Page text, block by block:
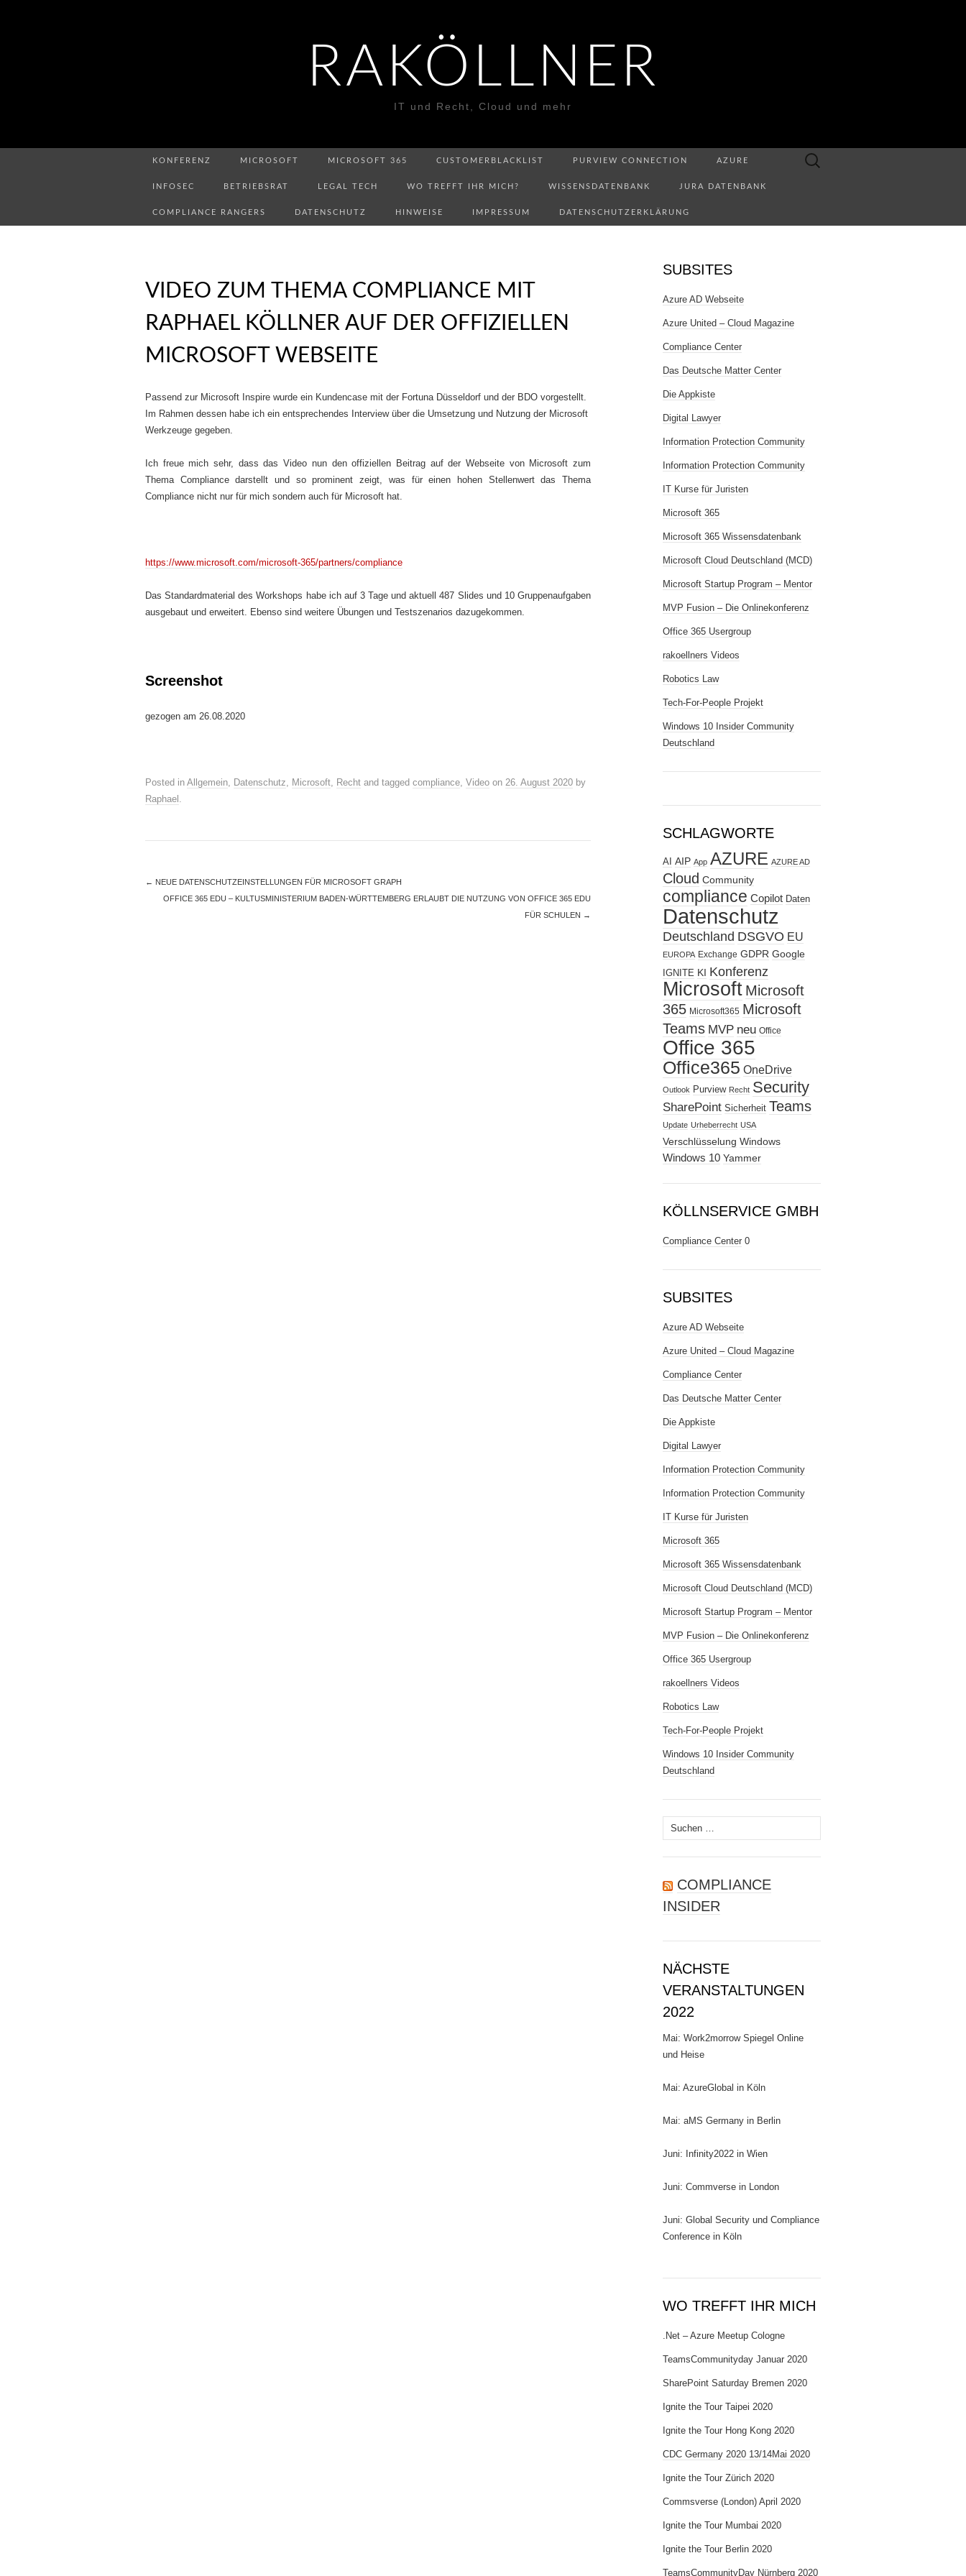
RAKÖLLNER
IT und Recht, Cloud und mehr
KONFERENZ MICROSOFT MICROSOFT 365 CUSTOMERBLACKLIST PURVIEW CONNECTION AZURE
INFOSEC BETRIEBSRAT LEGAL TECH WO TREFFT IHR MICH? WISSENSDATENBANK JURA DATENBANK
COMPLIANCE RANGERS DATENSCHUTZ HINWEISE IMPRESSUM DATENSCHUTZERKLÄRUNG
Suchen
VIDEO ZUM THEMA COMPLIANCE MIT
RAPHAEL KÖLLNER AUF DER OFFIZIELLEN
MICROSOFT WEBSEITE
Passend zur Microsoft Inspire wurde ein Kundencase mit der Fortuna Düsseldorf und der BDO vorgestellt.
Im Rahmen dessen habe ich ein entsprechendes Interview über die Umsetzung und Nutzung der Microsoft
Werkzeuge gegeben.
Ich freue mich sehr, dass das Video nun den offiziellen Beitrag auf der Webseite von Microsoft zum
Thema Compliance darstellt und so prominent zeigt, was für einen hohen Stellenwert das Thema
Compliance nicht nur für mich sondern auch für Microsoft hat.
https://www.microsoft.com/microsoft-365/partners/compliance
Das Standardmaterial des Workshops habe ich auf 3 Tage und aktuell 487 Slides und 10 Gruppenaufgaben
ausgebaut und erweitert. Ebenso sind weitere Übungen und Testszenarios dazugekommen.
Screenshot
gezogen am 26.08.2020
Posted in Allgemein, Datenschutz, Microsoft, Recht and tagged compliance, Video on 26. August 2020 by
Raphael .
← NEUE DATENSCHUTZEINSTELLUNGEN FÜR MICROSOFT GRAPH
OFFICE 365 EDU – KULTUSMINISTERIUM BADEN-WÜRTTEMBERG ERLAUBT DIE NUTZUNG VON OFFICE 365 EDU
FÜR SCHULEN →
SUBSITES
Azure AD Webseite
Azure United – Cloud Magazine
Compliance Center
Das Deutsche Matter Center
Die Appkiste
Digital Lawyer
Information Protection Community
Information Protection Community
IT Kurse für Juristen
Microsoft 365
Microsoft 365 Wissensdatenbank
Microsoft Cloud Deutschland (MCD)
Microsoft Startup Program – Mentor
MVP Fusion – Die Onlinekonferenz
Office 365 Usergroup
rakoellners Videos
Robotics Law
Tech-For-People Projekt
Windows 10 Insider Community
Deutschland
SCHLAGWORTE
AI AIP App AZURE AZURE AD
Cloud Community
compliance Copilot Daten
Datenschutz
Deutschland DSGVO EU
EUROPA Exchange GDPR Google
IGNITE KI Konferenz
Microsoft Microsoft
365 Microsoft365 Microsoft
Teams MVP neu Office
Office 365
Office365 OneDrive
Outlook Purview Recht Security
SharePoint Sicherheit Teams
Update Urheberrecht USA
Verschlüsselung Windows
Windows 10 Yammer
KÖLLNSERVICE GMBH
Compliance Center 0
SUBSITES
Azure AD Webseite
Azure United – Cloud Magazine
Compliance Center
Das Deutsche Matter Center
Die Appkiste
Digital Lawyer
Information Protection Community
Information Protection Community
IT Kurse für Juristen
Microsoft 365
Microsoft 365 Wissensdatenbank
Microsoft Cloud Deutschland (MCD)
Microsoft Startup Program – Mentor
MVP Fusion – Die Onlinekonferenz
Office 365 Usergroup
rakoellners Videos
Robotics Law
Tech-For-People Projekt
Windows 10 Insider Community
Deutschland
Suchen
nach:
COMPLIANCE
INSIDER
NÄCHSTE
VERANSTALTUNGEN
2022
Mai: Work2morrow Spiegel Online
und Heise
Mai: AzureGlobal in Köln
Mai: aMS Germany in Berlin
Juni: Infinity2022 in Wien
Juni: Commverse in London
Juni: Global Security und Compliance
Conference in Köln
WO TREFFT IHR MICH
.Net – Azure Meetup Cologne
TeamsCommunityday Januar 2020
SharePoint Saturday Bremen 2020
Ignite the Tour Taipei 2020
Ignite the Tour Hong Kong 2020
CDC Germany 2020 13/14Mai 2020
Ignite the Tour Zürich 2020
Commsverse (London) April 2020
Ignite the Tour Mumbai 2020
Ignite the Tour Berlin 2020
TeamsCommunityDay Nürnberg 2020